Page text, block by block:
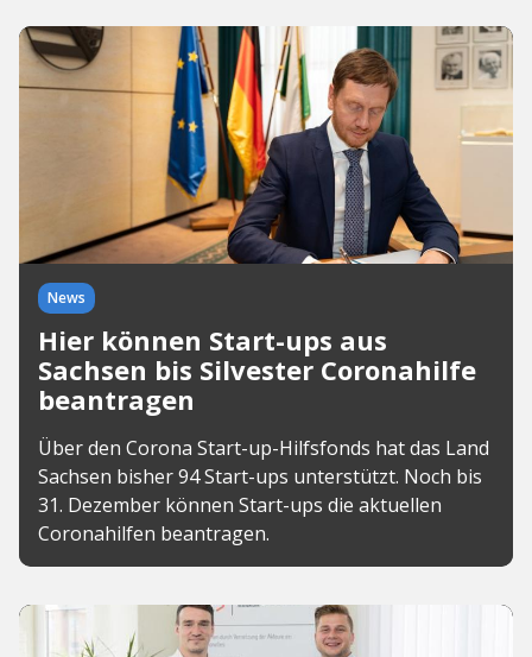
News
Hier können Start-ups aus
Sachsen bis Silvester Coronahilfe
beantragen
Über den Corona Start-up-Hilfsfonds hat das Land
Sachsen bisher 94 Start-ups unterstützt. Noch bis
31. Dezember können Start-ups die aktuellen
Coronahilfen beantragen.